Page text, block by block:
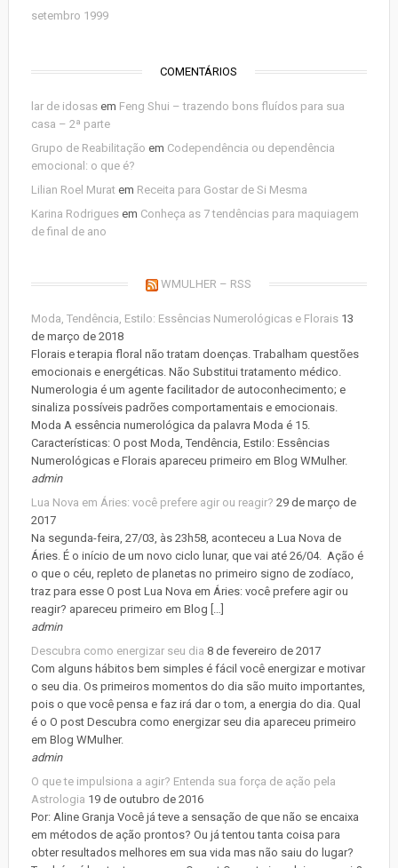
setembro 1999
COMENTÁRIOS
lar de idosasem Feng Shui – trazendo bons fluídos para sua
casa – 2ª parte
Grupo de Reabilitação em Codependência ou dependência
emocional: o que é?
Lilian Roel Muratem Receita para Gostar de Si Mesma
Karina Rodriguesem Conheça as 7 tendências para maquiagem
de final de ano
WMULHER – RSS
Moda, Tendência, Estilo: Essências Numerológicas e Florais 13
de março de 2018
Florais e terapia floral não tratam doenças. Trabalham questões
emocionais e energéticas. Não Substitui tratamento médico.
Numerologia é um agente facilitador de autoconhecimento; e
sinaliza possíveis padrões comportamentais e emocionais.
Moda A essência numerológica da palavra Moda é 15.
Características: O post Moda, Tendência, Estilo: Essências
Numerológicas e Florais apareceu primeiro em Blog WMulher.
admin
Lua Nova em Áries: você prefere agir ou reagir? 29 de março de
2017
Na segunda-feira, 27/03, às 23h58, aconteceu a Lua Nova de
Áries. É o início de um novo ciclo lunar, que vai até 26/04. Ação é
o que o céu, repleto de planetas no primeiro signo de zodíaco,
traz para esse O post Lua Nova em Áries: você prefere agir ou
reagir? apareceu primeiro em Blog […]
admin
Descubra como energizar seu dia 8 de fevereiro de 2017
Com alguns hábitos bem simples é fácil você energizar e motivar
o seu dia. Os primeiros momentos do dia são muito importantes,
pois o que você pensa e faz irá dar o tom, a energia do dia. Qual
é o O post Descubra como energizar seu dia apareceu primeiro
em Blog WMulher.
admin
O que te impulsiona a agir? Entenda sua força de ação pela
Astrologia 19 de outubro de 2016
Por: Aline Granja Você já teve a sensação de que não se encaixa
em métodos de ação prontos? Ou já tentou tanta coisa para
obter resultados melhores em sua vida mas não saiu do lugar?